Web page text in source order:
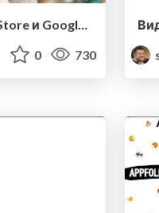
0 730